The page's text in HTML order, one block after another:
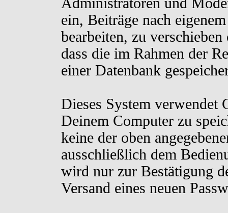
ein, Beiträge nach
bearbeiten, zu
dass die im Rahmen der
einer Datenbank
Dieses System verwendet
Deinem Computer zu
keine der oben
ausschließlich dem
wird nur zur Bestätigung
Versand eines neuen